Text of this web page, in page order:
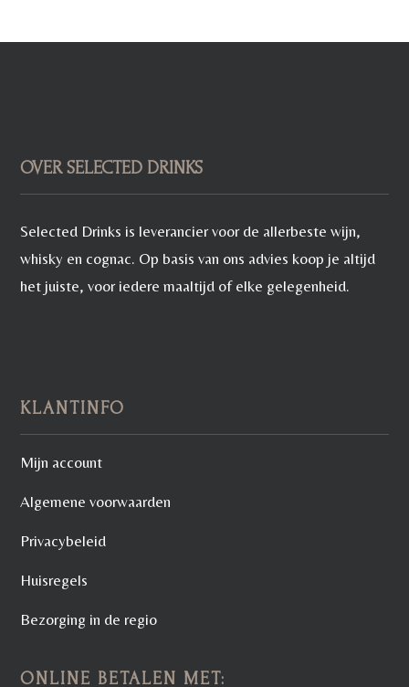
OVER SELECTED DRINKS
Selected Drinks is leverancier voor de allerbeste wijn,
whisky en cognac. Op basis van ons advies koop je altijd
het juiste, voor iedere maaltijd of elke gelegenheid.
KLANTINFO
Mijn account
Algemene voorwaarden
Privacybeleid
Huisregels
Bezorging in de regio
ONLINE BETALEN MET: